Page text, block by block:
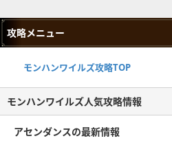
攻略メニュー
モンハンワイルズ攻略TOP
モンハンワイルズ人気攻略情報
アセンダンスの最新情報